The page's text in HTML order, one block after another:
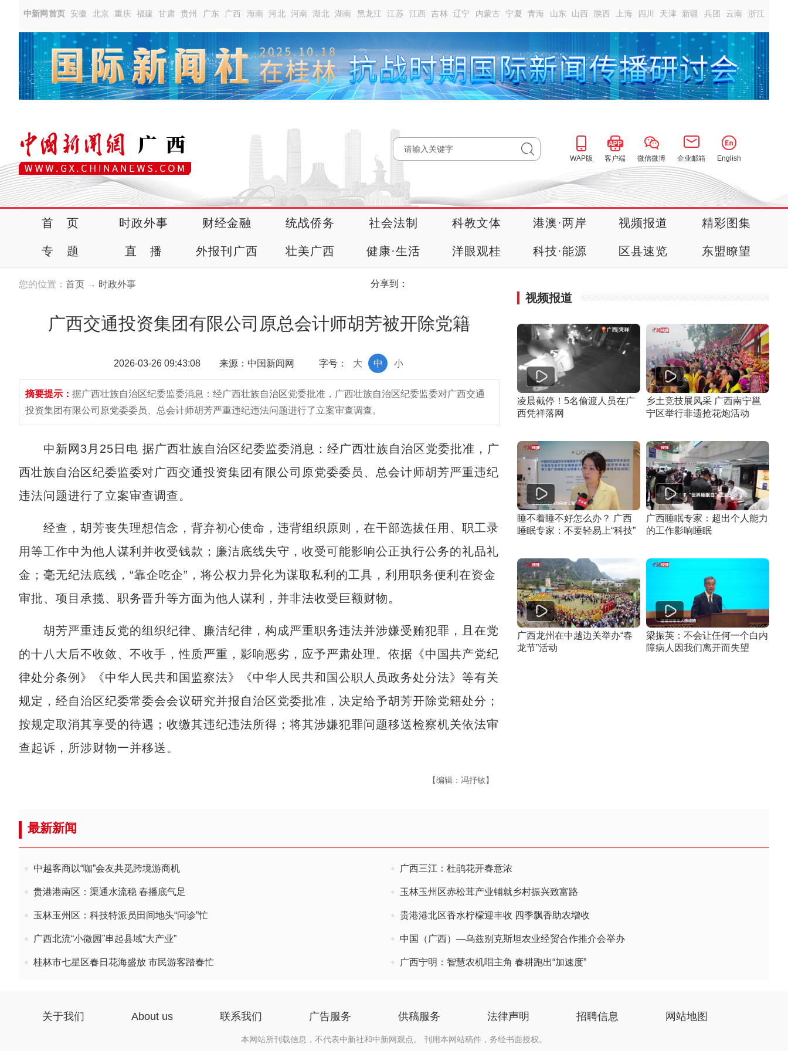
中新网首页 安徽 北京 重庆 福建 甘肃 贵州 广东 广西 海南 河北 河南 湖北 湖南 黑龙江 江苏 江西 吉林 辽宁 内蒙古 宁夏 青海 山东 山西 陕西 上海 四川 天津 新疆 兵团 云南 浙江
WAP版 客户端 微信微博 企业邮箱 English
首 页 时政外事 财经金融 统战侨务 社会法制 科教文体 港澳·两岸 视频报道 精彩图集
专 题 直 播 外报刊广西 壮美广西 健康·生活 洋眼观桂 科技·能源 区县速览 东盟瞭望
您的位置： 首页 → 时政外事 分享到：
广西交通投资集团有限公司原总会计师胡芳被开除党籍
2026-03-26 09:43:08 来源：中国新闻网 字号： 小
中
大
摘要提示： 据广西壮族自治区纪委监委消息：经广西壮族自治区党委批准，广西壮族自治区纪委监委对广西交通
投资集团有限公司原党委委员、总会计师胡芳严重违纪违法问题进行了立案审查调查。
中新网3月25日电 据广西壮族自治区纪委监委消息：经广西壮族自治区党委批准，广
西壮族自治区纪委监委对广西交通投资集团有限公司原党委委员、总会计师胡芳严重违纪
违法问题进行了立案审查调查。
经查，胡芳丧失理想信念，背弃初心使命，违背组织原则，在干部选拔任用、职工录
用等工作中为他人谋利并收受钱款；廉洁底线失守，收受可能影响公正执行公务的礼品礼
金；毫无纪法底线，“靠企吃企”，将公权力异化为谋取私利的工具，利用职务便利在资金
审批、项目承揽、职务晋升等方面为他人谋利，并非法收受巨额财物。
胡芳严重违反党的组织纪律、廉洁纪律，构成严重职务违法并涉嫌受贿犯罪，且在党
的十八大后不收敛、不收手，性质严重，影响恶劣，应予严肃处理。依据《中国共产党纪
律处分条例》《中华人民共和国监察法》《中华人民共和国公职人员政务处分法》等有关
规定，经自治区纪委常委会会议研究并报自治区党委批准，决定给予胡芳开除党籍处分；
按规定取消其享受的待遇；收缴其违纪违法所得；将其涉嫌犯罪问题移送检察机关依法审
查起诉，所涉财物一并移送。
【编辑：冯抒敏】
视频报道
凌晨截停！5名偷渡人员在广
西凭祥落网
乡土竞技展风采 广西南宁邕
宁区举行非遗抢花炮活动
睡不着睡不好怎么办？ 广西
睡眠专家：不要轻易上“科技”
广西睡眠专家：超出个人能力
的工作影响睡眠
广西龙州在中越边关举办“春
龙节”活动
梁振英：不会让任何一个白内
障病人因我们离开而失望
最新新闻
中越客商以“咖”会友共觅跨境游商机 广西三江：杜鹃花开春意浓
贵港港南区：渠通水流稳 春播底气足 玉林玉州区赤松茸产业铺就乡村振兴致富路
玉林玉州区：科技特派员田间地头“问诊”忙 贵港港北区香水柠檬迎丰收 四季飘香助农增收
广西北流“小微园”串起县域“大产业” 中国（广西）—乌兹别克斯坦农业经贸合作推介会举办
桂林市七星区春日花海盛放 市民游客踏春忙 广西宁明：智慧农机唱主角 春耕跑出“加速度”
关于我们 About us 联系我们 广告服务 供稿服务 法律声明 招聘信息 网站地图
本网站所刊载信息，不代表中新社和中新网观点。 刊用本网站稿件，务经书面授权。